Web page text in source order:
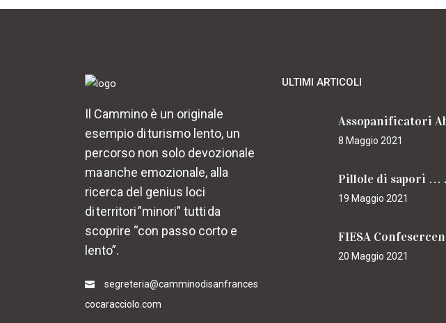
Il Cammino è un originale
esempio di turismo lento, un
percorso non solo devozionale
ma anche emozionale, alla
ricerca del genius loci
di territori ”minori” tutti da
scoprire “con passo corto e
lento”.
segreteria@camminodisanfrances
cocaracciolo.com
ULTIMI ARTICOLI
8 Maggio 2021
19 Maggio 2021
20 Maggio 2021